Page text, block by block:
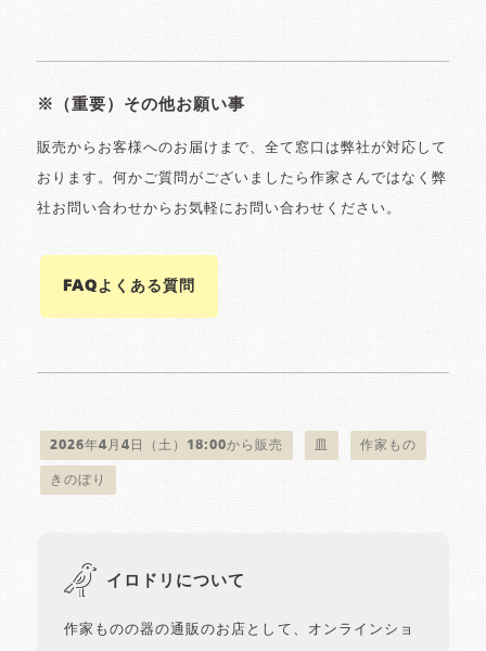
※（重要）その他お願い事
販売からお客様へのお届けまで、全て窓口は弊社が対応して
おります。何かご質問がございましたら作家さんではなく弊
社お問い合わせからお気軽にお問い合わせください。
FAQよくある質問
2026年4月4日（土）18:00から販売 作家もの
きのぼり
イロドリについて
作家ものの器の通販のお店として、オンラインショ